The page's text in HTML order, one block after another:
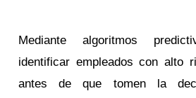
Mediante algoritmos
identificar empleados con alto
antes de que tomen la